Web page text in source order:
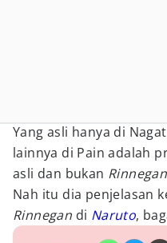
Yang asli hanya di
lainnya di Pain adalah
asli dan bukan Rinnegan
Nah itu dia penjelasan
Rinnegan di Naruto,